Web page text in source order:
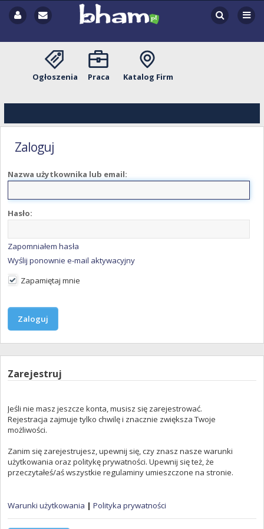
Ogłoszenia Praca Katalog Firm
Zaloguj
Nazwa użytkownika lub email:
Hasło:
Zapomniałem hasła
Wyślij ponownie e-mail aktywacyjny
Zapamiętaj mnie
Zarejestruj
Jeśli nie masz jeszcze konta, musisz się zarejestrować.
Rejestracja zajmuje tylko chwilę i znacznie zwiększa Twoje
możliwości.
Zanim się zarejestrujesz, upewnij się, czy znasz nasze warunki
użytkowania oraz politykę prywatności. Upewnij się też, że
przeczytałeś/aś wszystkie regulaminy umieszczone na stronie.
Warunki użytkowania | Polityka prywatności